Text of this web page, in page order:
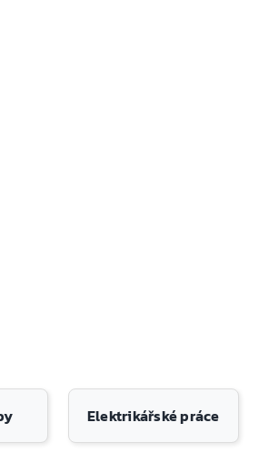
Elektrikářské práce